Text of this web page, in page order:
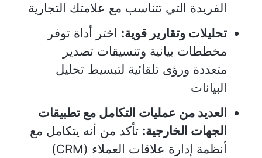
الفريدة التي تتناسب مع علامتك التجارية
تحليلات وتقارير قوية: اختر أداة توفر
مخططات بيانية وتنسيقات تصدير
متعددة ورؤى تلقائية لتبسيط تحليل
البيانات
العديد من عمليات التكامل مع تطبيقات
الجهات الخارجية: تأكد من أنه يتكامل مع
أنظمة إدارة علاقات العملاء (CRM)